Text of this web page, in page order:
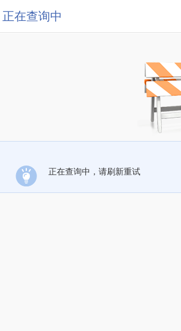
正在查询中
正在查询中，请刷新重试